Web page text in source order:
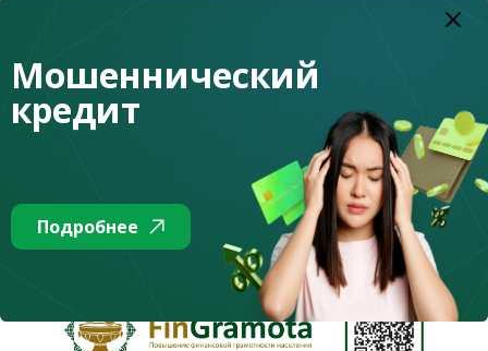
Мошеннический
кредит
Подробнее